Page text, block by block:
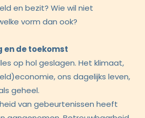
en bezit? Wie wil niet
vorm dan ook?
en de toekomst
op hol geslagen. Het klimaat,
ons dagelijks leven,
geheel.
van gebeurtenissen heeft